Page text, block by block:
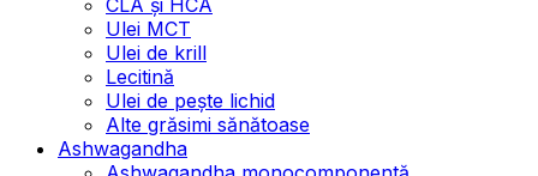
Ulei MCT
Ulei de krill
Lecitină
Ulei de pește lichid
Alte grăsimi sănătoase
Ashwagandha